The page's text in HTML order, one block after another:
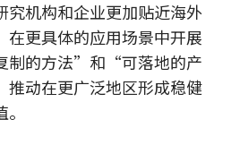
究机构和企业更加贴近海外
在更具体的应用场景中开展
制的方法”和“可落地的产
动在更广泛地区形成稳健